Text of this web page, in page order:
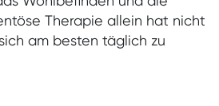
Therapie allein hat nicht
am besten täglich zu